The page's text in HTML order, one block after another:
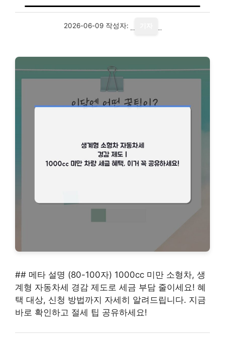
2026-06-09 작성자:
## 메타 설명 (80-100자) 1000cc 미만 소형차, 생
계형 자동차세 경감 제도로 세금 부담 줄이세요! 혜
택 대상, 신청 방법까지 자세히 알려드립니다. 지금
바로 확인하고 절세 팁 공유하세요!